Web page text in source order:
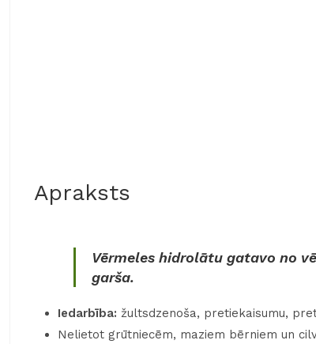
Apraksts
Vērmeles hidrolātu gatavo no
garša.
Iedarbība: žultsdzenoša, pretiekaisumu,
Nelietot grūtniecēm, maziem bērniem un